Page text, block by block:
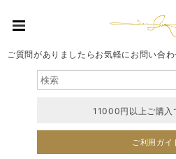
ご質問がありましたらお気軽にお問い合
11000円以上ご購
ご利用ガイ